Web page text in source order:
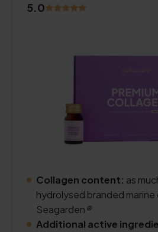
5.0
Collagen content: as
hydrolysed branded marine
Seagarden®
Additional active